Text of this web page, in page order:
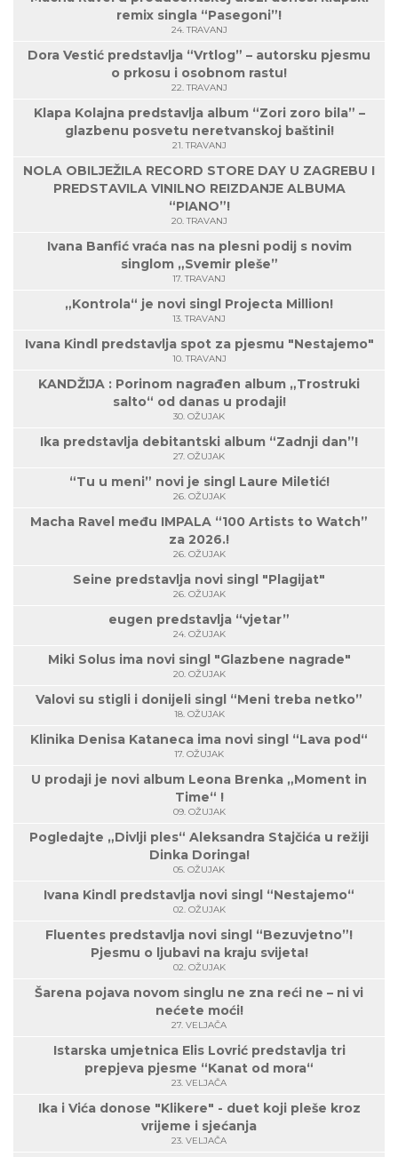
remix singla “Pasegoni”!
24. TRAVANJ
Dora Vestić predstavlja “Vrtlog” – autorsku pjesmu
o prkosu i osobnom rastu!
22. TRAVANJ
Klapa Kolajna predstavlja album “Zori zoro bila” –
glazbenu posvetu neretvanskoj baštini!
21. TRAVANJ
NOLA OBILJEŽILA RECORD STORE DAY U ZAGREBU I
PREDSTAVILA VINILNO REIZDANJE ALBUMA
“PIANO”!
20. TRAVANJ
Ivana Banfić vraća nas na plesni podij s novim
singlom „Svemir pleše”
17. TRAVANJ
„Kontrola“ je novi singl Projecta Million!
13. TRAVANJ
Ivana Kindl predstavlja spot za pjesmu "Nestajemo"
10. TRAVANJ
KANDŽIJA : Porinom nagrađen album „Trostruki
salto“ od danas u prodaji!
30. OŽUJAK
Ika predstavlja debitantski album “Zadnji dan”!
27. OŽUJAK
“Tu u meni” novi je singl Laure Miletić!
26. OŽUJAK
Macha Ravel među IMPALA “100 Artists to Watch”
za 2026.!
26. OŽUJAK
Seine predstavlja novi singl "Plagijat"
26. OŽUJAK
eugen predstavlja “vjetar”
24. OŽUJAK
Miki Solus ima novi singl "Glazbene nagrade"
20. OŽUJAK
Valovi su stigli i donijeli singl “Meni treba netko”
18. OŽUJAK
Klinika Denisa Kataneca ima novi singl “Lava pod“
17. OŽUJAK
U prodaji je novi album Leona Brenka „Moment in
Time“ !
09. OŽUJAK
Pogledajte „Divlji ples“ Aleksandra Stajčića u režiji
Dinka Doringa!
05. OŽUJAK
Ivana Kindl predstavlja novi singl “Nestajemo“
02. OŽUJAK
Fluentes predstavlja novi singl “Bezuvjetno”!
Pjesmu o ljubavi na kraju svijeta!
02. OŽUJAK
Šarena pojava novom singlu ne zna reći ne – ni vi
nećete moći!
27. VELJAČA
Istarska umjetnica Elis Lovrić predstavlja tri
prepjeva pjesme “Kanat od mora“
23. VELJAČA
Ika i Vića donose "Klikere" - duet koji pleše kroz
vrijeme i sjećanja
23. VELJAČA